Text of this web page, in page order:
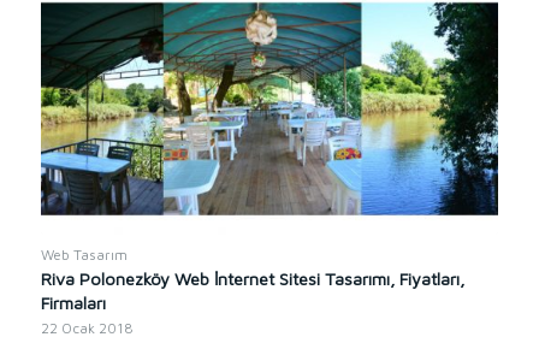
Web Tasarım
Riva Polonezköy Web İnternet Sitesi Tasarımı, Fiyatları,
Firmaları
22 Ocak 2018